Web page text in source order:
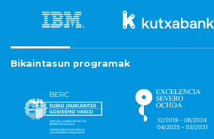
Bikaintasun programak